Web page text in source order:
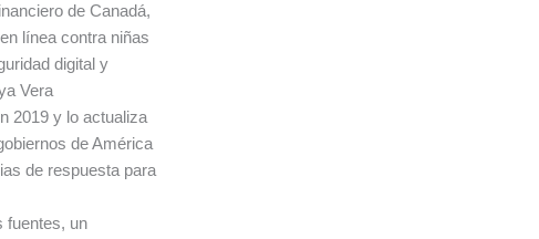
de Canadá,
línea contra niñas
digital y
Vera
2019 y lo actualiza
de América
de respuesta para
fuentes, un